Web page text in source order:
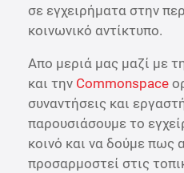
σε εγχειρήματα στην
κοινωνικό αντίκτυπο.
Απο μεριά μας μαζί με
και την Commonspace
συναντήσεις και
παρουσιάσουμε το
κοινό και να δούμε πως
προσαρμοστεί στις